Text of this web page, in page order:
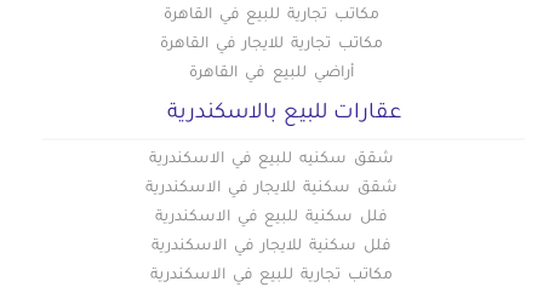
مكاتب تجارية للبيع في القاهرة
مكاتب تجارية للايجار في القاهرة
أراضي للبيع في القاهرة
عقارات للبيع بالاسكندرية
شقق سكنيه للبيع في الاسكندرية
شقق سكنية للايجار في الاسكندرية
فلل سكنية للبيع في الاسكندرية
فلل سكنية للايجار في الاسكندرية
مكاتب تجارية للبيع في الاسكندرية